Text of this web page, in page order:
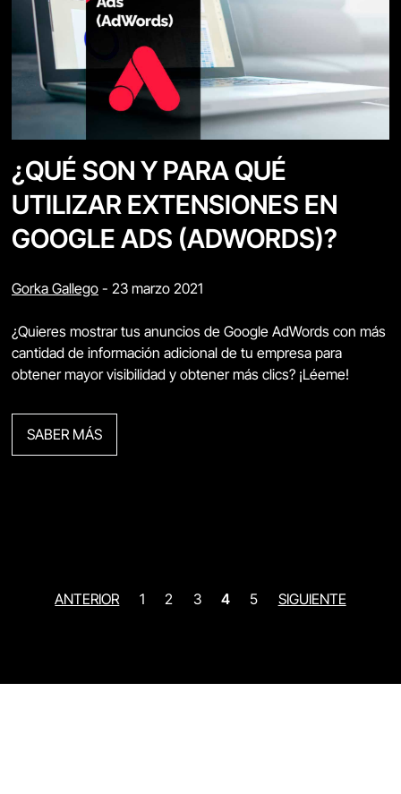
¿QUÉ SON Y PARA QUÉ
UTILIZAR EXTENSIONES EN
GOOGLE ADS (ADWORDS)?
Gorka Gallego - 23 marzo 2021
¿Quieres mostrar tus anuncios de Google AdWords con más
cantidad de información adicional de tu empresa para
obtener mayor visibilidad y obtener más clics? ¡Léeme!
SABER MÁS
ANTERIOR 1 2 3 4 5 SIGUIENTE